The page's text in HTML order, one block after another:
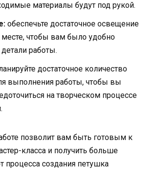
материалы будут под рукой.
обеспечьте достаточное освещение
месте, чтобы вам было удобно
работы.
достаточное количество
выполнения работы, чтобы вы
на творческом процессе
позволит вам быть готовым к
класса и получить больше
процесса создания петушка